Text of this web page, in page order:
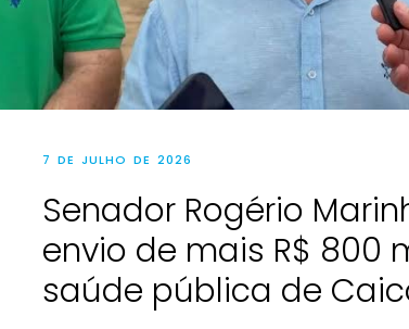
7 DE JULHO DE 2026
Senador Rogério
envio de mais R$ 800
saúde pública de